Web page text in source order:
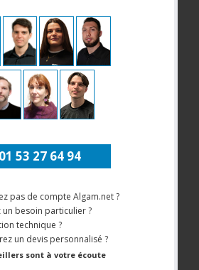
01 53 27 64 94
pas de compte Algam.net ?
un besoin particulier ?
technique ?
un devis personnalisé ?
sont à votre écoute